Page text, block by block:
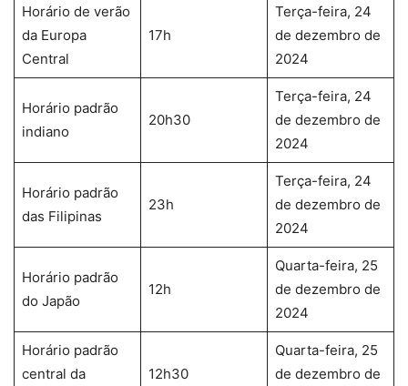
Horário de verão
da Europa
Central
17h
Terça-feira, 24
de dezembro de
2024
Horário padrão
indiano
20h30
Terça-feira, 24
de dezembro de
2024
Horário padrão
das Filipinas
23h
Terça-feira, 24
de dezembro de
2024
Horário padrão
do Japão
12h
Quarta-feira, 25
de dezembro de
2024
Horário padrão
central da
12h30
Quarta-feira, 25
de dezembro de